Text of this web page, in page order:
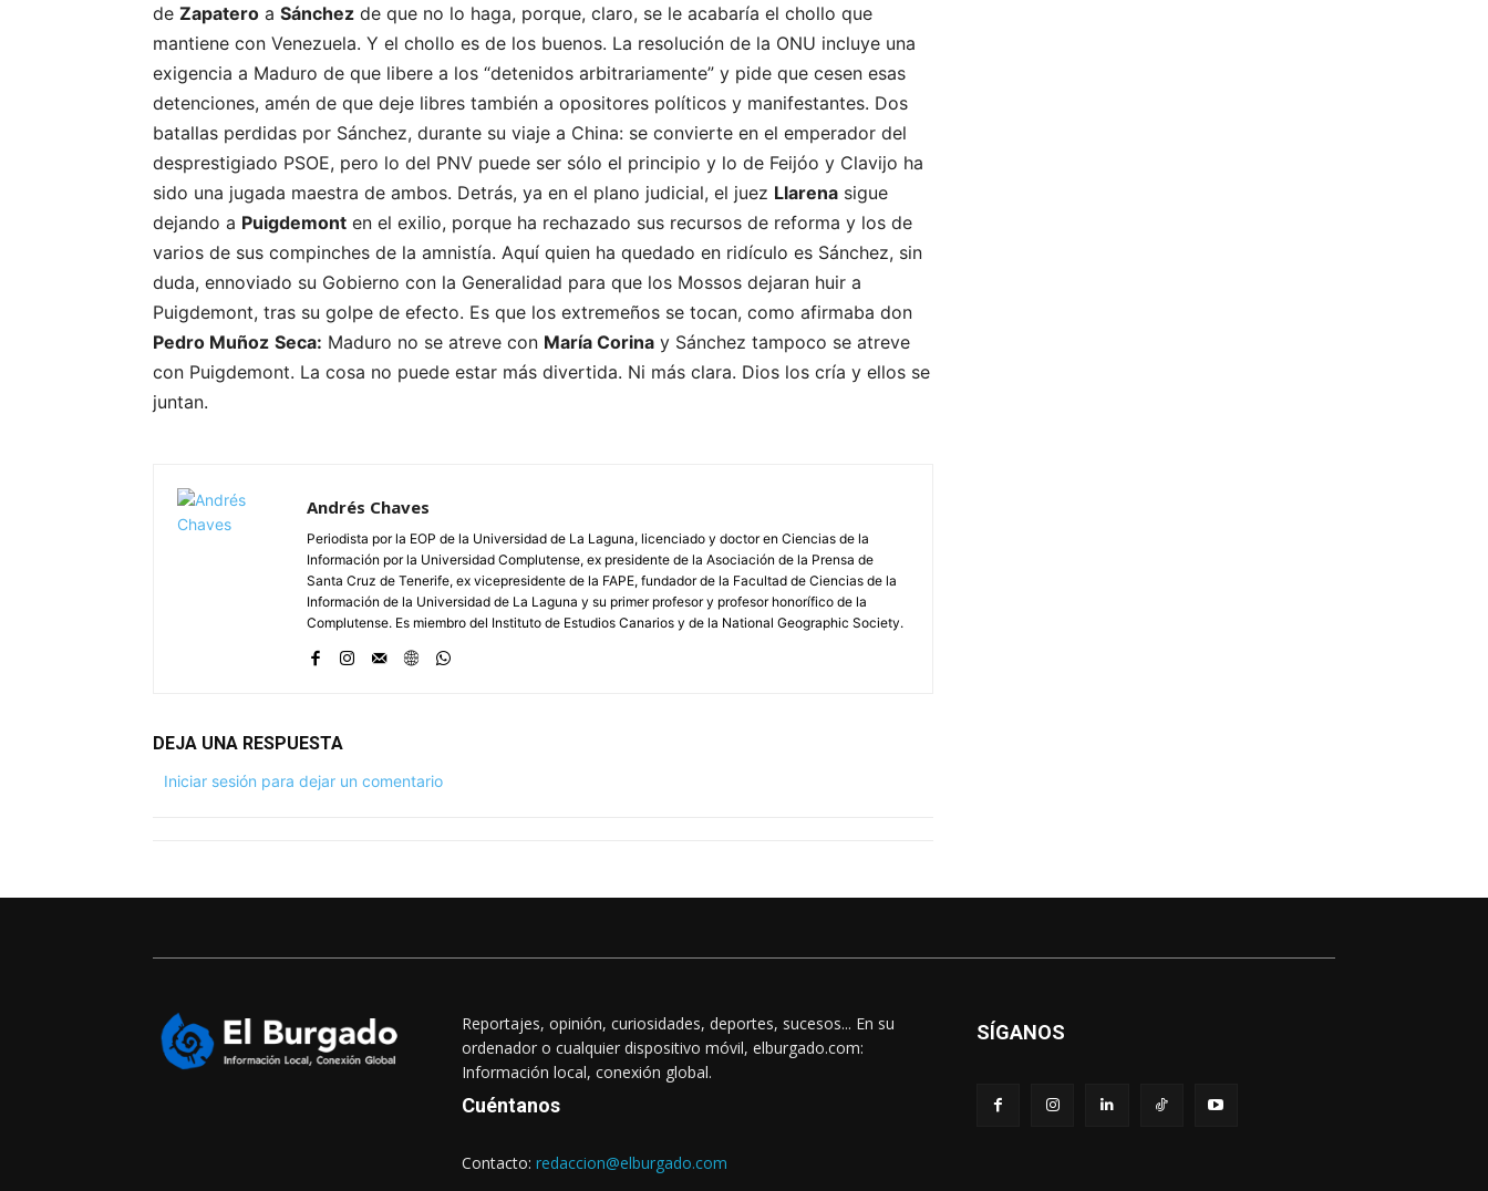
de Zapatero a Sánchez de que no lo haga, porque, claro, se le acabaría el chollo que
mantiene con Venezuela. Y el chollo es de los buenos. La resolución de la ONU incluye una
exigencia a Maduro de que libere a los “detenidos arbitrariamente” y pide que cesen esas
detenciones, amén de que deje libres también a opositores políticos y manifestantes. Dos
batallas perdidas por Sánchez, durante su viaje a China: se convierte en el emperador del
desprestigiado PSOE, pero lo del PNV puede ser sólo el principio y lo de Feijóo y Clavijo ha
sido una jugada maestra de ambos. Detrás, ya en el plano judicial, el juez Llarena sigue
dejando a Puigdemont en el exilio, porque ha rechazado sus recursos de reforma y los de
varios de sus compinches de la amnistía. Aquí quien ha quedado en ridículo es Sánchez, sin
duda, ennoviado su Gobierno con la Generalidad para que los Mossos dejaran huir a
Puigdemont, tras su golpe de efecto. Es que los extremeños se tocan, como afirmaba don
Pedro Muñoz Seca: Maduro no se atreve con María Corina y Sánchez tampoco se atreve
con Puigdemont. La cosa no puede estar más divertida. Ni más clara. Dios los cría y ellos se
juntan.
Andrés Chaves
Periodista por la EOP de la Universidad de La Laguna, licenciado y doctor en Ciencias de la
Información por la Universidad Complutense, ex presidente de la Asociación de la Prensa de
Santa Cruz de Tenerife, ex vicepresidente de la FAPE, fundador de la Facultad de Ciencias de la
Información de la Universidad de La Laguna y su primer profesor y profesor honorífico de la
Complutense. Es miembro del Instituto de Estudios Canarios y de la National Geographic Society.
DEJA UNA RESPUESTA
Iniciar sesión para dejar un comentario
Reportajes, opinión, curiosidades, deportes, sucesos... En su
ordenador o cualquier dispositivo móvil, elburgado.com:
Información local, conexión global.
Cuéntanos
Contacto: redaccion@elburgado.com
SÍGANOS